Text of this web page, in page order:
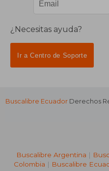
¿Necesitas ayuda?
Ir a Centro de Soporte
Buscalibre Ecuador Derechos
Buscalibre Argentina |
Colombia | Buscalibre